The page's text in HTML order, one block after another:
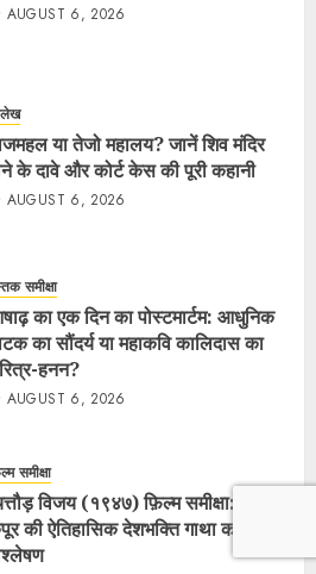
AUGUST 6, 2026
या तेजो महालय? जानें शिव मंदिर
के दावे और कोर्ट केस की पूरी कहानी
AUGUST 6, 2026
समीक्षा
का एक दिन का पोस्टमार्टम: आधुनिक
का सौंदर्य या महाकवि कालिदास का
हनन?
AUGUST 6, 2026
समीक्षा
विजय (१९४७) फ़िल्म समीक्षा: राज
की ऐतिहासिक देशभक्ति गाथा का विस्तृत